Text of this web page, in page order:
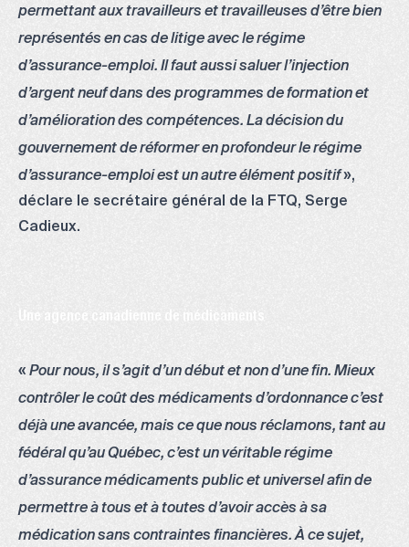
permettant aux travailleurs et travailleuses d’être bien
représentés en cas de litige avec le régime
d’assurance-emploi. Il faut aussi saluer l’injection
d’argent neuf dans des programmes de formation et
d’amélioration des compétences. La décision du
gouvernement de réformer en profondeur le régime
d’assurance-emploi est un autre élément positif»,
déclare le secrétaire général de la FTQ, Serge
Cadieux.
« Pour nous, il s’agit d’un début et non d’une fin. Mieux
contrôler le coût des médicaments d’ordonnance c’est
déjà une avancée, mais ce que nous réclamons, tant au
fédéral qu’au Québec, c’est un véritable régime
d’assurance médicaments public et universel afin de
permettre à tous et à toutes d’avoir accès à sa
médication sans contraintes financières. À ce sujet,